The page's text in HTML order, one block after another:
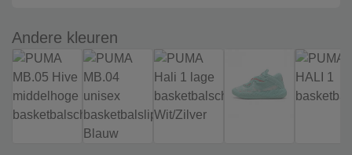
Andere kleuren